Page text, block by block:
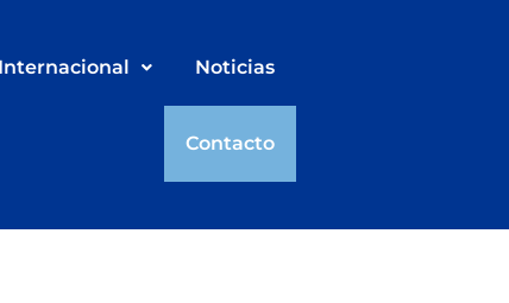
Noticias
Contacto